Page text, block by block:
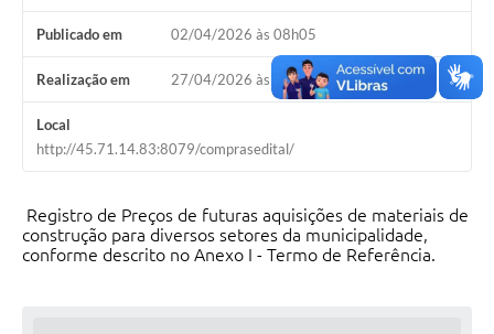
Publicado em 02/04/2026 às 08h05
Realização em 27/04/2026 às 09h00
Local
http://45.71.14.83:8079/comprasedital/
Registro de Preços de futuras aquisições de materiais de
construção para diversos setores da municipalidade,
conforme descrito no Anexo I - Termo de Referência.